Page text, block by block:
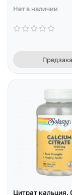
Нет в наличии
Цитрат кальция,